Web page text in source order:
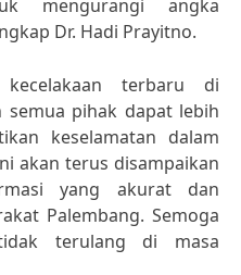
mengurangi angka
Dr. Hadi Prayitno.
terbaru di
semua pihak dapat lebih
keselamatan dalam
akan terus disampaikan
yang akurat dan
Palembang. Semoga
terulang di masa